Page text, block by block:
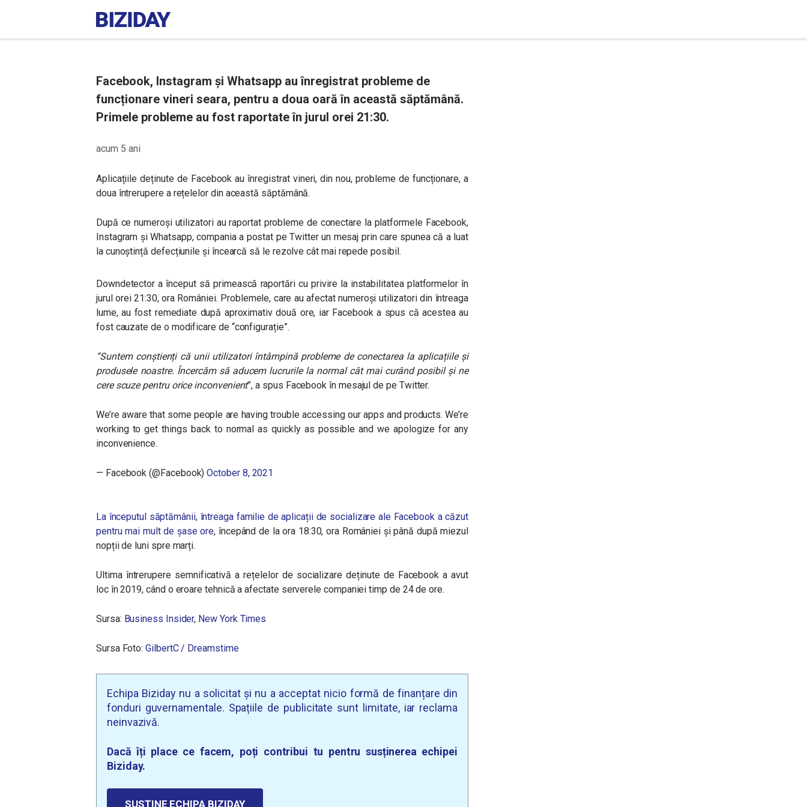
Facebook, Instagram și Whatsapp au înregistrat probleme de
funcționare vineri seara, pentru a doua oară în această săptămână.
Primele probleme au fost raportate în jurul orei 21:30.
acum 5 ani
Aplicațiile deținute de Facebook au înregistrat vineri, din nou, probleme de funcționare, a
doua întrerupere a rețelelor din această săptămână.
După ce numeroși utilizatori au raportat probleme de conectare la platformele Facebook,
Instagram și Whatsapp, compania a postat pe Twitter un mesaj prin care spunea că a luat
la cunoștință defecțiunile și încearcă să le rezolve cât mai repede posibil.
Downdetector a început să primească raportări cu privire la instabilitatea platformelor în
jurul orei 21:30, ora României. Problemele, care au afectat numeroși utilizatori din întreaga
lume, au fost remediate după aproximativ două ore, iar Facebook a spus că acestea au
fost cauzate de o modificare de “configurație”.
“Suntem conștienți că unii utilizatori întâmpină probleme de conectarea la aplicațiile și
produsele noastre. Încercăm să aducem lucrurile la normal cât mai curând posibil și ne
cere scuze pentru orice inconvenient”, a spus Facebook în mesajul de pe Twitter.
We’re aware that some people are having trouble accessing our apps and products. We’re
working to get things back to normal as quickly as possible and we apologize for any
inconvenience.
— Facebook (@Facebook)October 8, 2021
La începutul săptămânii, întreaga familie de aplicații de socializare ale Facebook a căzut
pentru mai mult de șase ore, începând de la ora 18:30, ora României și până după miezul
nopții de luni spre marți.
Ultima întrerupere semnificativă a rețelelor de socializare deținute de Facebook a avut
loc în 2019, când o eroare tehnică a afectate serverele companiei timp de 24 de ore.
Sursa: Business Insider, New York Times
Sursa Foto:GilbertC / Dreamstime
Echipa Biziday nu a solicitat și nu a acceptat nicio formă de finanțare din
fonduri guvernamentale. Spațiile de publicitate sunt limitate, iar reclama
neinvazivă.
Dacă îți place ce facem, poți contribui tu pentru susținerea echipei
Biziday.
SUSȚINE ECHIPA BIZIDAY